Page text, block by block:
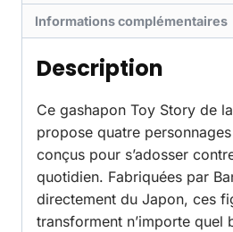
Informations complémentaires
Description
Ce gashapon Toy Story de
propose quatre
conçus pour s’adosser
quotidien. Fabriquées par
directement du Japon, ces
transforment n’importe quel